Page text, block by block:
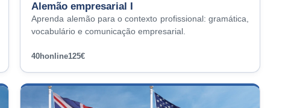
Alemão empresarial I
Aprenda alemão para o contexto profissional: gramática,
vocabulário e comunicação empresarial.
40honline125€